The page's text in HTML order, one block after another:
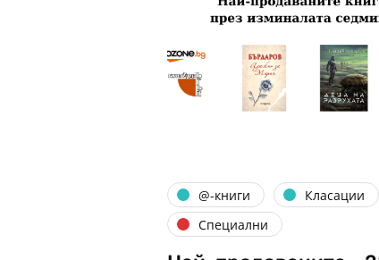
@-книги
Класации
Специални